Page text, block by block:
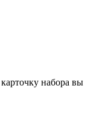
набора вы